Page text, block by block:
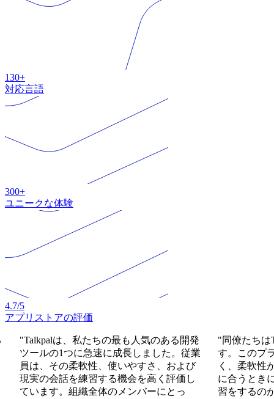
130+
対応言語
300+
ユニークな体験
4.7/5
アプリストアの評価
"Talkpalは、私たちの最も人気のある開発
ツールの1つに急速に成長しました。従業
員は、その柔軟性、使いやすさ、および
現実の会話を練習する機会を高く評価し
ています。組織全体のメンバーにとっ
"同僚たちは
す。このプ
く、柔軟性
に合うとき
習をするの